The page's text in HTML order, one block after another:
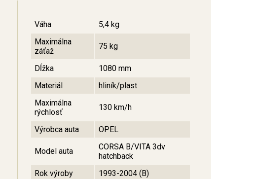
Váha
5,4 kg
Maximálna
záťaž
75 kg
Dĺžka
1080 mm
Materiál
hliník/plast
Maximálna
rýchlosť
130 km/h
Výrobca auta OPEL
Model auta
CORSA B/VITA 3dv
hatchback
Rok výroby
1993-2004 (B)